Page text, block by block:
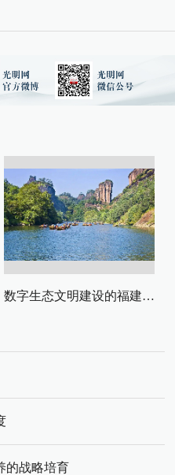
数字生态文明建设的福建路径与启示
的战略培育